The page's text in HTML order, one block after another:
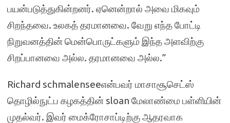
பயன்படுத்துகின்றனர். ஏனென்றால் அவை மிகவும்
சிறந்தவை. உலகத் தரமானவை. வேறு எந்த போட்டி
நிறுவனத்தின் மென்பொருட்களும் இந்த அளவிற்கு
சிறப்பானவை அல்ல. தரமானவை அல்ல.”
Richard schmalenseeஎன்பவர் மாசாசூசெட்ஸ்
தொழில்நுட்ப கழகத்தின் sloan மேலாண்மை பள்ளியின்
முதல்வர். இவர் மைக்ரோசாப்டிற்கு ஆதரவாக